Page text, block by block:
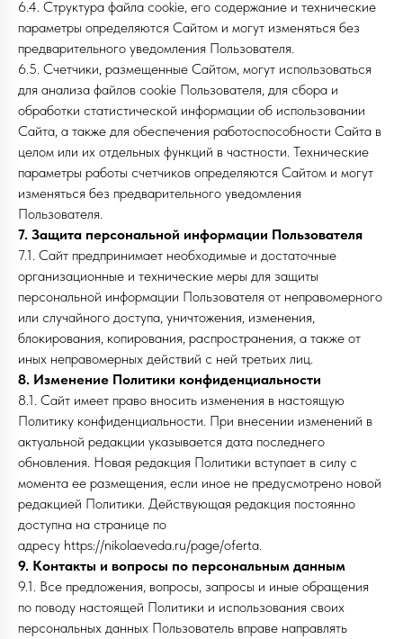
6.4. Структура файла cookie, его содержание и технические
параметры определяются Сайтом и могут изменяться без
предварительного уведомления Пользователя.
6.5. Счетчики, размещенные Сайтом, могут использоваться
для анализа файлов cookie Пользователя, для сбора и
обработки статистической информации об использовании
Сайта, а также для обеспечения работоспособности Сайта в
целом или их отдельных функций в частности. Технические
параметры работы счетчиков определяются Сайтом и могут
изменяться без предварительного уведомления
Пользователя.
7. Защита персональной информации Пользователя
7.1. Сайт предпринимает необходимые и достаточные
организационные и технические меры для защиты
персональной информации Пользователя от неправомерного
или случайного доступа, уничтожения, изменения,
блокирования, копирования, распространения, а также от
иных неправомерных действий с ней третьих лиц.
8. Изменение Политики конфиденциальности
8.1. Сайт имеет право вносить изменения в настоящую
Политику конфиденциальности. При внесении изменений в
актуальной редакции указывается дата последнего
обновления. Новая редакция Политики вступает в силу с
момента ее размещения, если иное не предусмотрено новой
редакцией Политики. Действующая редакция постоянно
доступна на странице по
адресу https://nikolaeveda.ru/page/oferta.
9. Контакты и вопросы по персональным данным
9.1. Все предложения, вопросы, запросы и иные обращения
по поводу настоящей Политики и использования своих
персональных данных Пользователь вправе направлять